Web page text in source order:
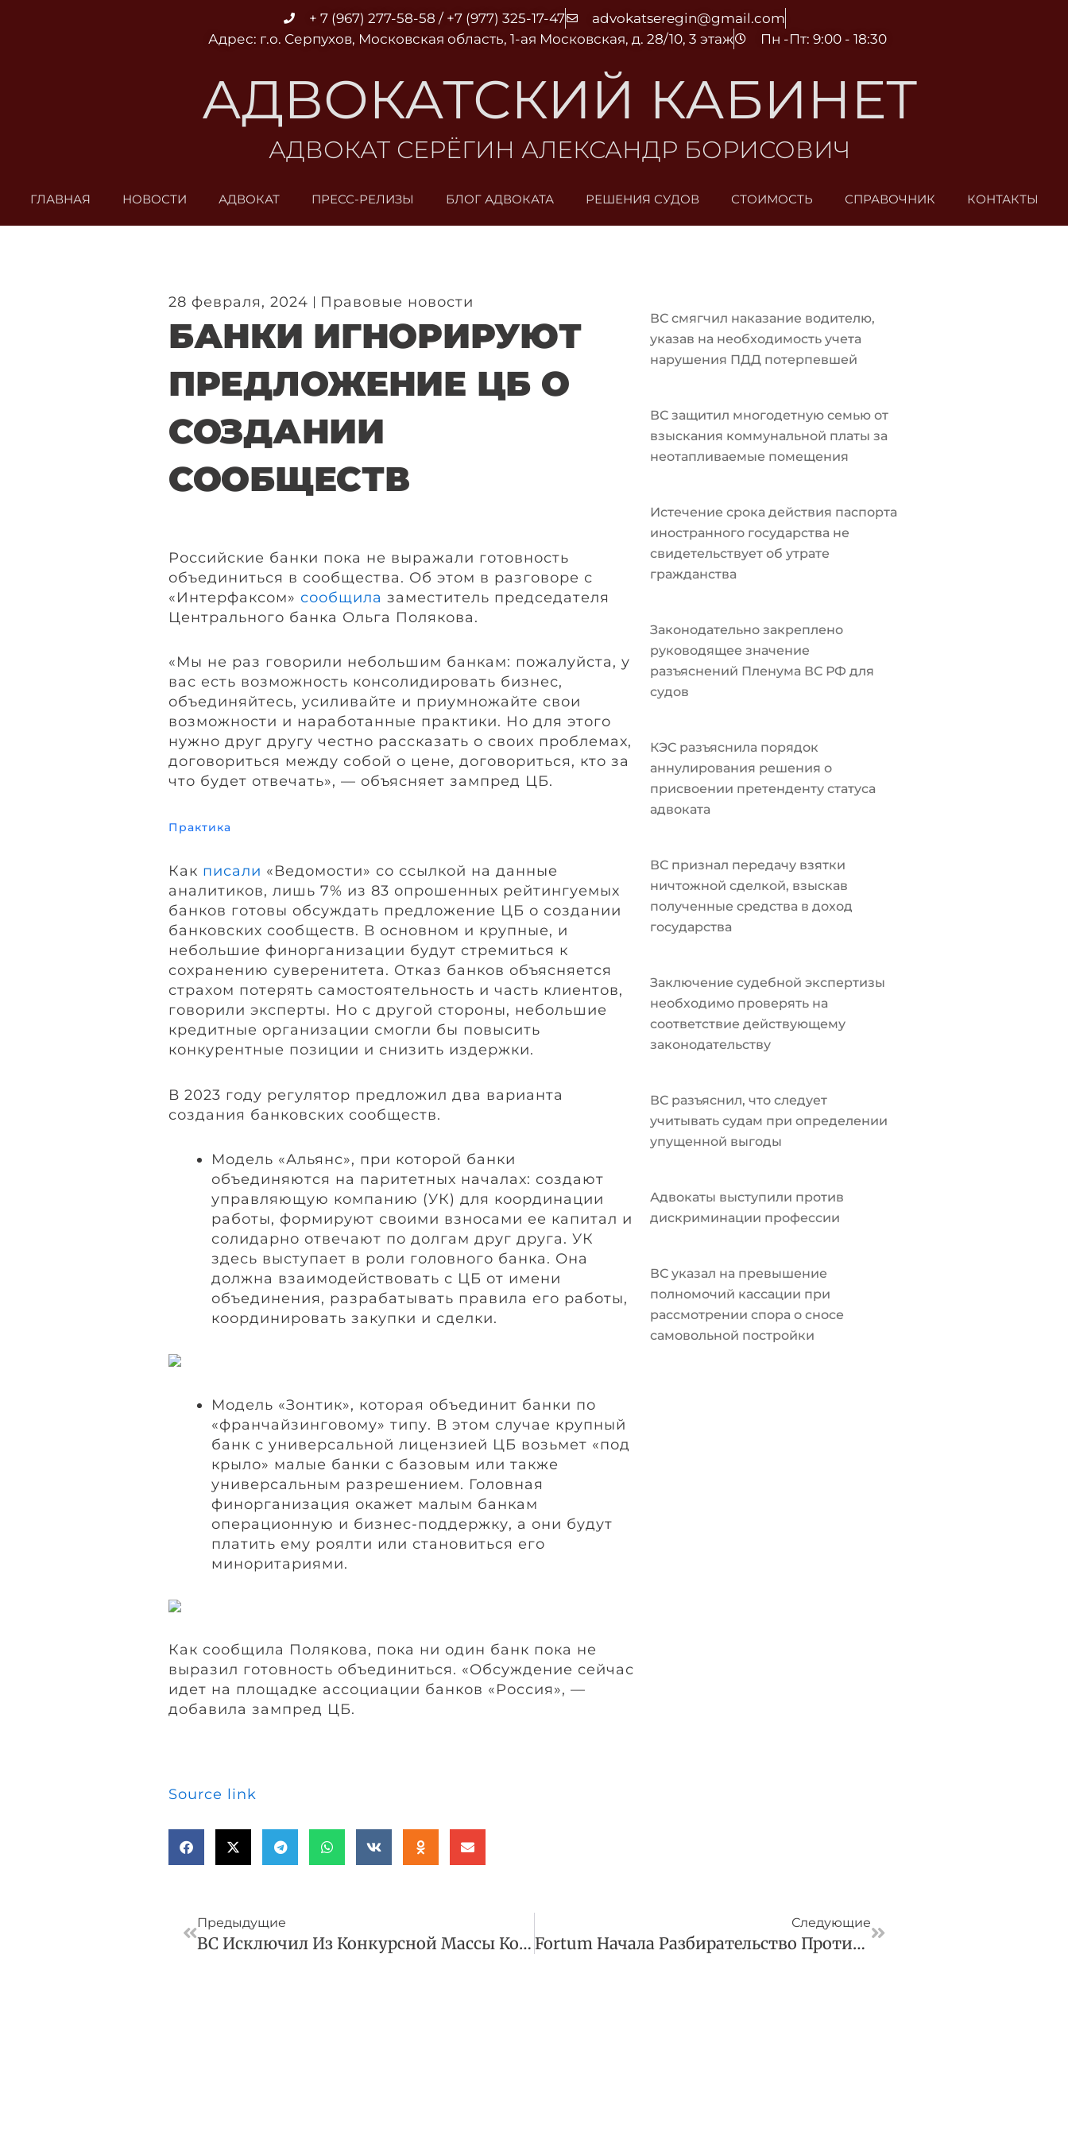
+ 7 (967) 277-58-58 / +7 (977) 325-17-47
advokatseregin@gmail.com
Адрес: г.о. Серпухов, Московская область, 1-ая Московская, д. 28/10, 3 этаж
Пн -Пт: 9:00 - 18:30
АДВОКАТСКИЙ КАБИНЕТ
АДВОКАТ СЕРЁГИН АЛЕКСАНДР БОРИСОВИЧ
ГЛАВНАЯ НОВОСТИ АДВОКАТ ПРЕСС-РЕЛИЗЫ БЛОГ АДВОКАТА РЕШЕНИЯ СУДОВ СТОИМОСТЬ СПРАВОЧНИК КОНТАКТЫ
28 февраля, 2024 Правовые новости
БАНКИ ИГНОРИРУЮТ
ПРЕДЛОЖЕНИЕ ЦБ О
СОЗДАНИИ
СООБЩЕСТВ
Российские банки пока не выражали готовность
объединиться в сообщества. Об этом в разговоре с
«Интерфаксом» сообщила заместитель председателя
Центрального банка Ольга Полякова.
«Мы не раз говорили небольшим банкам: пожалуйста, у
вас есть возможность консолидировать бизнес,
объединяйтесь, усиливайте и приумножайте свои
возможности и наработанные практики. Но для этого
нужно друг другу честно рассказать о своих проблемах,
договориться между собой о цене, договориться, кто за
что будет отвечать», — объясняет зампред ЦБ.
Практика
Как писали «Ведомости» со ссылкой на данные
аналитиков, лишь 7% из 83 опрошенных рейтингуемых
банков готовы обсуждать предложение ЦБ о создании
банковских сообществ. В основном и крупные, и
небольшие финорганизации будут стремиться к
сохранению суверенитета. Отказ банков объясняется
страхом потерять самостоятельность и часть клиентов,
говорили эксперты. Но с другой стороны, небольшие
кредитные организации смогли бы повысить
конкурентные позиции и снизить издержки.
В 2023 году регулятор предложил два варианта
создания банковских сообществ.
Модель «Альянс», при которой банки
объединяются на паритетных началах: создают
управляющую компанию (УК) для координации
работы, формируют своими взносами ее капитал и
солидарно отвечают по долгам друг друга. УК
здесь выступает в роли головного банка. Она
должна взаимодействовать с ЦБ от имени
объединения, разрабатывать правила его работы,
координировать закупки и сделки.
Модель «Зонтик», которая объединит банки по
«франчайзинговому» типу. В этом случае крупный
банк с универсальной лицензией ЦБ возьмет «под
крыло» малые банки с базовым или также
универсальным разрешением. Головная
финорганизация окажет малым банкам
операционную и бизнес-поддержку, а они будут
платить ему роялти или становиться его
миноритариями.
Как сообщила Полякова, пока ни один банк пока не
выразил готовность объединиться. «Обсуждение сейчас
идет на площадке ассоциации банков «Россия», —
добавила зампред ЦБ.
Source link
ВС смягчил наказание водителю,
указав на необходимость учета
нарушения ПДД потерпевшей
ВС защитил многодетную семью от
взыскания коммунальной платы за
неотапливаемые помещения
Истечение срока действия паспорта
иностранного государства не
свидетельствует об утрате
гражданства
Законодательно закреплено
руководящее значение
разъяснений Пленума ВС РФ для
судов
КЭС разъяснила порядок
аннулирования решения о
присвоении претенденту статуса
адвоката
ВС признал передачу взятки
ничтожной сделкой, взыскав
полученные средства в доход
государства
Заключение судебной экспертизы
необходимо проверять на
соответствие действующему
законодательству
ВС разъяснил, что следует
учитывать судам при определении
упущенной выгоды
Адвокаты выступили против
дискриминации профессии
ВС указал на превышение
полномочий кассации при
рассмотрении спора о сносе
самовольной постройки
Предыдущие
ВС Исключил Из Конкурсной Массы Комнату В Москве При Наличии У Должника Жилья В Ином Регионе
Следующие
Fortum Начала Разбирательство Против России